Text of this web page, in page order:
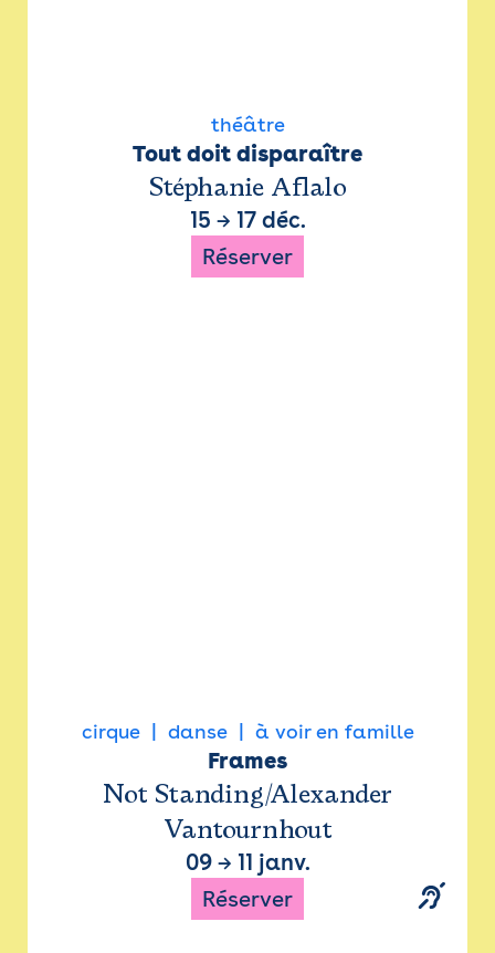
théâtre
Tout doit disparaître
Stéphanie Aflalo
15 → 17 déc.
Réserver
cirque danse à voir en famille
Frames
Not Standing/Alexander
Vantournhout
09→ 11 janv.
Réserver